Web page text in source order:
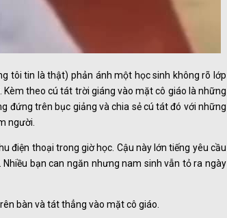
tôi tin là thật) phản ánh một học sinh không rõ lớp
Kèm theo cú tát trời giáng vào mặt cô giáo là những
đứng trên bục giảng và chia sẻ cú tát đó với những
người.
điện thoại trong giờ học. Cậu này lớn tiếng yêu cầu
bạn can ngăn nhưng nam sinh vẫn tỏ ra ngày
bàn và tát thẳng vào mặt cô giáo.